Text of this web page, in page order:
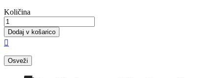
Količina
Dodaj v košarico
